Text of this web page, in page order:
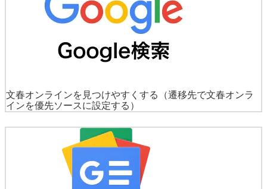
文春オンラインを見つけやすくする
（遷移先で文春オンラ
インを優先ソースに設定する）